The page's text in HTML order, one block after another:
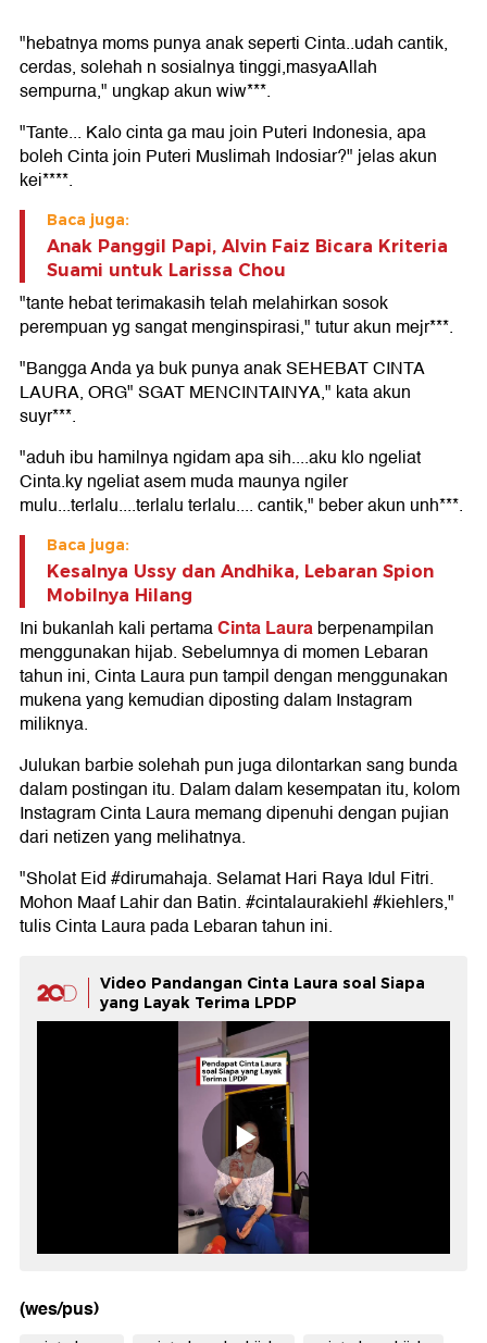
"hebatnya moms punya anak seperti Cinta..udah cantik,
cerdas, solehah n sosialnya tinggi,masyaAllah
sempurna," ungkap akun wiw***.
"Tante... Kalo cinta ga mau join Puteri Indonesia, apa
boleh Cinta join Puteri Muslimah Indosiar?" jelas akun
kei****.
Baca juga:
Anak Panggil Papi, Alvin Faiz Bicara Kriteria
Suami untuk Larissa Chou
"tante hebat terimakasih telah melahirkan sosok
perempuan yg sangat menginspirasi," tutur akun mejr***.
"Bangga Anda ya buk punya anak SEHEBAT CINTA
LAURA, ORG" SGAT MENCINTAINYA," kata akun
suyr***.
"aduh ibu hamilnya ngidam apa sih....aku klo ngeliat
Cinta.ky ngeliat asem muda maunya ngiler
mulu...terlalu....terlalu terlalu.... cantik," beber akun unh***.
Baca juga:
Kesalnya Ussy dan Andhika, Lebaran Spion
Mobilnya Hilang
Ini bukanlah kali pertamaCinta Lauraberpenampilan
menggunakan hijab. Sebelumnya di momen Lebaran
tahun ini, Cinta Laura pun tampil dengan menggunakan
mukena yang kemudian diposting dalam Instagram
miliknya.
Julukan barbie solehah pun juga dilontarkan sang bunda
dalam postingan itu. Dalam dalam kesempatan itu, kolom
Instagram Cinta Laura memang dipenuhi dengan pujian
dari netizen yang melihatnya.
"Sholat Eid #dirumahaja. Selamat Hari Raya Idul Fitri.
Mohon Maaf Lahir dan Batin. #cintalaurakiehl #kiehlers,"
tulis Cinta Laura pada Lebaran tahun ini.
Video Pandangan Cinta Laura soal Siapa
yang Layak Terima LPDP
(wes/pus)